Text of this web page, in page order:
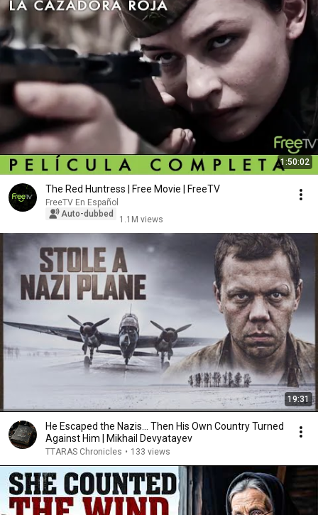
1:50:02
The Red Huntress | Free Movie | FreeTV
FreeTV En Español
Auto-dubbed
1.1M views
19:31
He Escaped the Nazis… Then His Own Country Turned
Against Him | Mikhail Devyatayev
TTARAS Chronicles • 133 views